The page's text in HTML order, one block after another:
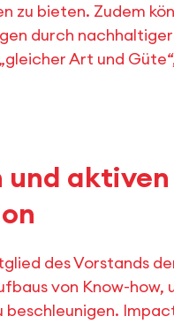
zu bieten. Zudem
durch
Art und
des Vorstands
von Know-